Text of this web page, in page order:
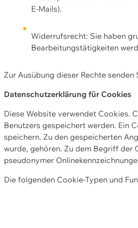
E-Mails).
Widerrufsrecht: Sie haben
Bearbeitungstätigkeiten
Zur Ausübung dieser Rechte
Datenschutzerklärung für Cookies
Diese Website verwendet Cookies.
Benutzers gespeichert werden. Ein
speichern. Zu den gespeicherten
wurde, gehören. Zu dem Begriff der
pseudonymer
Die folgenden Cookie-Typen und